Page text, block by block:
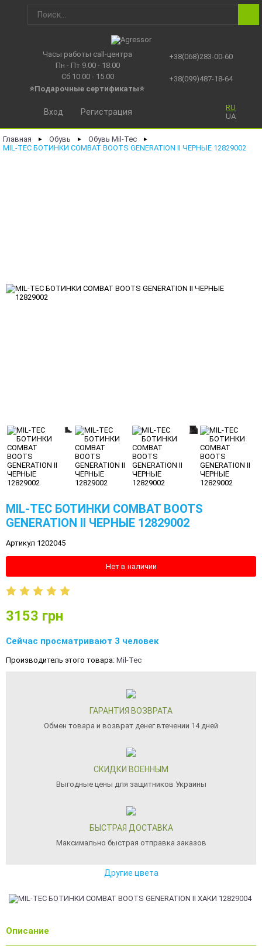
Часы работы call-центра
Пн - Пт 9.00 - 18.00
Сб 10.00 - 15.00
⭐Подарочные сертификаты⭐
+38(068)283-00-60
+38(099)487-18-64
RU
UA
Вход Регистрация
Главная ► Обувь ► Обувь Mil-Tec ►
MIL-TEC БОТИНКИ COMBAT BOOTS GENERATION II ЧЕРНЫЕ 12829002
MIL-TEC БОТИНКИ COMBAT BOOTS
GENERATION II ЧЕРНЫЕ 12829002
Артикул 1202045
Нет в наличии
3153 грн
Сейчас просматривают 3 человек
Производитель этого товара: Mil-Tec
ГАРАНТИЯ ВОЗВРАТА
Обмен товара и возврат денег втечении 14 дней
СКИДКИ ВОЕННЫМ
Выгодные цены для защитников Украины
БЫСТРАЯ ДОСТАВКА
Максимально быстрая отправка заказов
Другие цвета
Описание